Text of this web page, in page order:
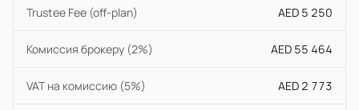
Trustee Fee (off-plan) AED 5 250
Комиссия брокеру (2%) AED 55 464
VAT на комиссию (5%) AED 2 773